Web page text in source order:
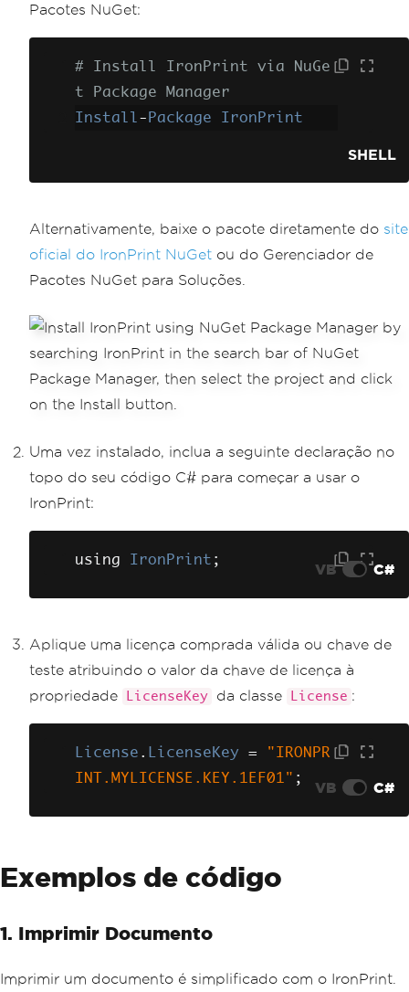
Pacotes NuGet:
# Install IronPrint via NuGe
t Package Manager
Install- Package IronPrint
SHELL
Alternativamente, baixe o pacote diretamente do site
oficial do IronPrint NuGet ou do Gerenciador de
Pacotes NuGet para Soluções.
Uma vez instalado, inclua a seguinte declaração no
topo do seu código C# para começar a usar o
IronPrint:
using IronPrint ;
VB C#
Aplique uma licença comprada válida ou chave de
teste atribuindo o valor da chave de licença à
propriedade
LicenseKey da classe License :
License . LicenseKey =
"IRONPR
INT.MYLICENSE.KEY.1EF01" ;
VB C#
Exemplos de código
1. Imprimir Documento
Imprimir um documento é simplificado com o IronPrint.